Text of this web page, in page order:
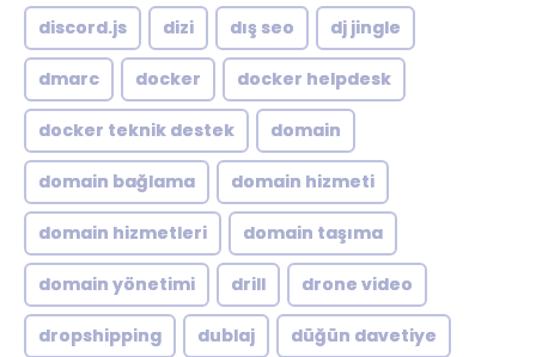
discord.js dizi dış seo dj jingle
dmarc docker docker helpdesk
docker teknik destek domain
domain bağlama domain hizmeti
domain hizmetleri domain taşıma
domain yönetimi drill drone video
dropshipping dublaj düğün davetiye